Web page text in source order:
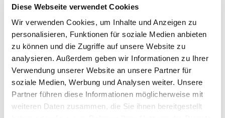
Diese Webseite verwendet Cookies
Wir verwenden Cookies, um Inhalte und Anzeigen zu
personalisieren, Funktionen für soziale Medien anbieten
zu können und die Zugriffe auf unsere Website zu
analysieren. Außerdem geben wir Informationen zu Ihrer
Verwendung unserer Website an unsere Partner für
soziale Medien, Werbung und Analysen weiter. Unsere
Partner führen diese Informationen möglicherweise mit
weiteren Daten zusammen, die Sie ihnen bereitgestellt
Netzzugang und Entgelte
Bilanzkreissystem
Grund-/Ersatzversorgung
Erneuerbare Energien
Service
Störungsdienst
Strom